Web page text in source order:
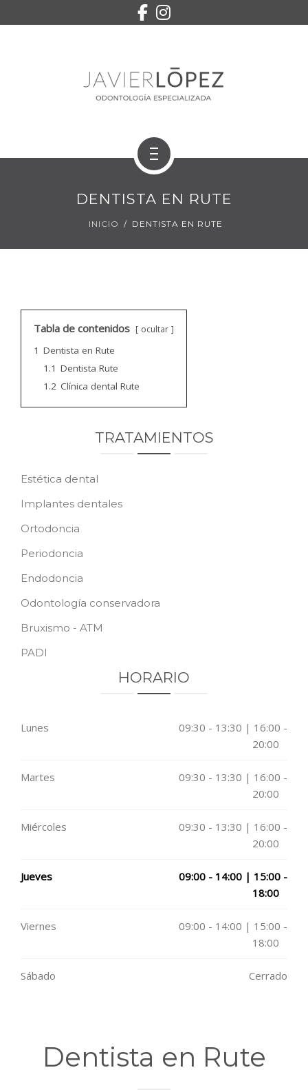
CONTACTO
DENTISTA EN RUTE
INICIO DENTISTA EN RUTE
Tabla de contenidos ocultar
1 Dentista en Rute
1.1 Dentista Rute
1.2 Clínica dental Rute
TRATAMIENTOS
Estética dental
Implantes dentales
Ortodoncia
Periodoncia
Endodoncia
Odontología conservadora
Bruxismo - ATM
PADI
HORARIO
Lunes
09:30 - 13:30 | 16:00 -
20:00
Martes
09:30 - 13:30 | 16:00 -
20:00
Miércoles
09:30 - 13:30 | 16:00 -
20:00
Jueves
09:00 - 14:00 | 15:00 -
18:00
Viernes
09:00 - 14:00 | 15:00 -
18:00
Sábado Cerrado
Dentista en Rute